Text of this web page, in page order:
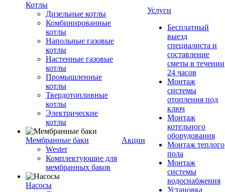
Котлы
Дизельные котлы
Комбинированные
котлы
Напольные газовые
котлы
Настенные газовые
котлы
Промышленные
котлы
Твердотопливные
котлы
Электрические
котлы
Мембранные баки
Wester
Комплектуюшие для
мембранных баков
Насосы
Акции
Услуги
Бесплатный
выезд
специалиста и
составление
сметы в течении
24 часов
Монтаж
системы
отопления под
ключ
Монтаж
котельного
оборудования
Монтаж теплого
пола
Монтаж
системы
водоснабжения
Установка